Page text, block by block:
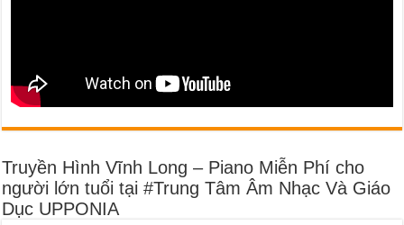
Truyền Hình Vĩnh Long – Piano Miễn Phí cho
người lớn tuổi tại #Trung Tâm Âm Nhạc Và Giáo
Dục UPPONIA